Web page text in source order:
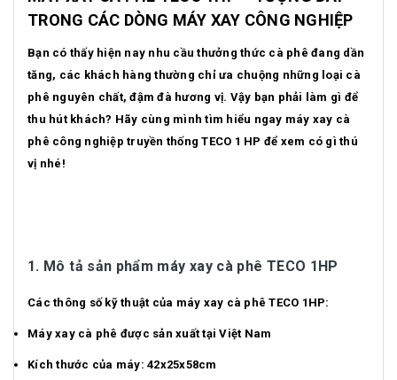
TRONG CÁC DÒNG MÁY XAY CÔNG NGHIỆP
Bạn có thấy hiện nay nhu cầu thưởng thức cà phê đang dần
tăng, các khách hàng thường chỉ ưa chuộng những loại cà
phê nguyên chất, đậm đà hương vị. Vậy bạn phải làm gì để
thu hút khách? Hãy cùng mình tìm hiểu ngay máy xay cà
phê công nghiệp truyền thống TECO 1 HP để xem có gì thú
vị nhé!
1. Mô tả sản phẩm máy xay cà phê TECO 1HP
Các thông số kỹ thuật của máy xay cà phê TECO 1HP:
Máy xay cà phê được sản xuất tại Việt Nam
Kích thước của máy: 42x25x58cm